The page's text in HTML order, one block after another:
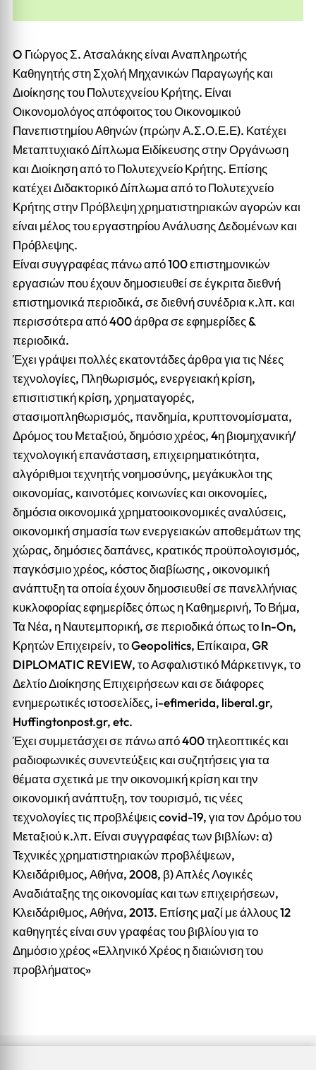
O Γιώργος Σ. Ατσαλάκης είναι Αναπληρωτής
Καθηγητής στη Σχολή Μηχανικών Παραγωγής και
Διοίκησης του Πολυτεχνείου Κρήτης. Είναι
Οικονομολόγος απόφοιτος του Οικονομικού
Πανεπιστημίου Αθηνών (πρώην Α.Σ.Ο.Ε.Ε). Κατέχει
Μεταπτυχιακό Δίπλωμα Ειδίκευσης στην Οργάνωση
και Διοίκηση από το Πολυτεχνείο Κρήτης. Επίσης
κατέχει Διδακτορικό Δίπλωμα από το Πολυτεχνείο
Κρήτης στην Πρόβλεψη χρηματιστηριακών αγορών και
είναι μέλος του εργαστηρίου Ανάλυσης Δεδομένων και
Πρόβλεψης.
Είναι συγγραφέας πάνω από 100 επιστημονικών
εργασιών που έχουν δημοσιευθεί σε έγκριτα διεθνή
επιστημονικά περιοδικά, σε διεθνή συνέδρια κ.λπ. και
περισσότερα από 400 άρθρα σε εφημερίδες &
περιοδικά.
Έχει γράψει πολλές εκατοντάδες άρθρα για τις Νέες
τεχνολογίες, Πληθωρισμός, ενεργειακή κρίση,
επισιτιστική κρίση, χρηματαγορές,
στασιμοπληθωρισμός, πανδημία, κρυπτονομίσματα,
Δρόμος του Μεταξιού, δημόσιο χρέος, 4η βιομηχανική/
τεχνολογική επανάσταση, επιχειρηματικότητα,
αλγόριθμοι τεχνητής νοημοσύνης, μεγάκυκλοι της
οικονομίας, καινοτόμες κοινωνίες και οικονομίες,
δημόσια οικονομικά χρηματοοικονομικές αναλύσεις,
οικονομική σημασία των ενεργειακών αποθεμάτων της
χώρας, δημόσιες δαπάνες, κρατικός προϋπολογισμός,
παγκόσμιο χρέος, κόστος διαβίωσης , οικονομική
ανάπτυξη τα οποία έχουν δημοσιευθεί σε πανελλήνιας
κυκλοφορίας εφημερίδες όπως η Καθημερινή, Το Βήμα,
Τα Νέα, η Ναυτεμπορική, σε περιοδικά όπως το In-On,
Κρητών Επιχειρείν, το Geopolitics, Επίκαιρα, GR
DIPLOMATIC REVIEW, το Ασφαλιστικό Μάρκετινγκ, το
Δελτίο Διοίκησης Επιχειρήσεων και σε διάφορες
ενημερωτικές ιστοσελίδες, i-efimerida, liberal.gr,
Huffingtonpost.gr, etc.
Έχει συμμετάσχει σε πάνω από 400 τηλεοπτικές και
ραδιοφωνικές συνεντεύξεις και συζητήσεις για τα
θέματα σχετικά με την οικονομική κρίση και την
οικονομική ανάπτυξη, τον τουρισμό, τις νέες
τεχνολογίες τις προβλέψεις covid-19, για τον Δρόμο του
Μεταξιού κ.λπ. Είναι συγγραφέας των βιβλίων: α)
Τεχνικές χρηματιστηριακών προβλέψεων,
Κλειδάριθμος, Αθήνα, 2008, β) Απλές Λογικές
Αναδιάταξης της οικονομίας και των επιχειρήσεων,
Κλειδάριθμος, Αθήνα, 2013. Επίσης μαζί με άλλους 12
καθηγητές είναι συν γραφέας του βιβλίου για το
Δημόσιο χρέος «Ελληνικό Χρέος η διαιώνιση του
προβλήματος»